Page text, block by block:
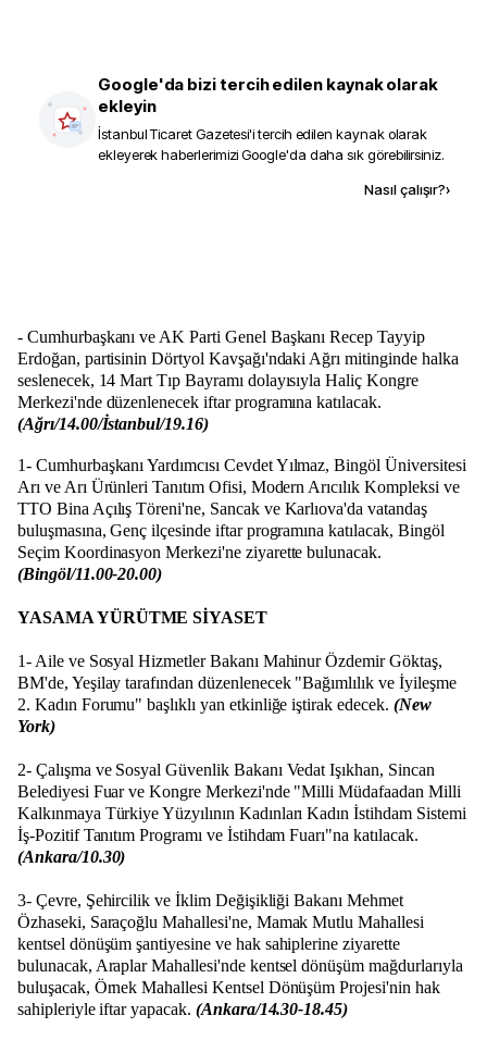
Google'da bizi tercih edilen kaynak olarak
ekleyin
İstanbul Ticaret Gazetesi'i tercih edilen kaynak olarak
ekleyerek haberlerimizi Google'da daha sık görebilirsiniz.
Nasıl çalışır?›
- Cumhurbaşkanı ve AK Parti Genel Başkanı Recep Tayyip
Erdoğan, partisinin Dörtyol Kavşağı'ndaki Ağrı mitinginde halka
seslenecek, 14 Mart Tıp Bayramı dolayısıyla Haliç Kongre
Merkezi'nde düzenlenecek iftar programına katılacak.
(Ağrı/14.00/İstanbul/19.16)
1- Cumhurbaşkanı Yardımcısı Cevdet Yılmaz, Bingöl Üniversitesi
Arı ve Arı Ürünleri Tanıtım Ofisi, Modern Arıcılık Kompleksi ve
TTO Bina Açılış Töreni'ne, Sancak ve Karlıova'da vatandaş
buluşmasına, Genç ilçesinde iftar programına katılacak, Bingöl
Seçim Koordinasyon Merkezi'ne ziyarette bulunacak.
(Bingöl/11.00-20.00)
YASAMA YÜRÜTME SİYASET
1- Aile ve Sosyal Hizmetler Bakanı Mahinur Özdemir Göktaş,
BM'de, Yeşilay tarafından düzenlenecek "Bağımlılık ve İyileşme
2. Kadın Forumu" başlıklı yan etkinliğe iştirak edecek. (New
York)
2- Çalışma ve Sosyal Güvenlik Bakanı Vedat Işıkhan, Sincan
Belediyesi Fuar ve Kongre Merkezi'nde "Milli Müdafaadan Milli
Kalkınmaya Türkiye Yüzyılının Kadınları Kadın İstihdam Sistemi
İş-Pozitif Tanıtım Programı ve İstihdam Fuarı"na katılacak.
(Ankara/10.30)
3- Çevre, Şehircilik ve İklim Değişikliği Bakanı Mehmet
Özhaseki, Saraçoğlu Mahallesi'ne, Mamak Mutlu Mahallesi
kentsel dönüşüm şantiyesine ve hak sahiplerine ziyarette
bulunacak, Araplar Mahallesi'nde kentsel dönüşüm mağdurlarıyla
buluşacak, Örnek Mahallesi Kentsel Dönüşüm Projesi'nin hak
sahipleriyle iftar yapacak. (Ankara/14.30-18.45)